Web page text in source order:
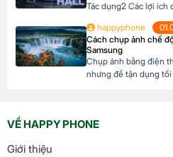
Tác dụng2 Các lợi ích
hút bụi Cảm biến
điện tử sử dụng hiệu
của từ trường. Khi một
happyphone
Cách chụp ảnh chế
Samsung
Chụp ảnh bằng điện
nhưng để tận dụng tối
VỀ HAPPY PHONE
Giới thiệu